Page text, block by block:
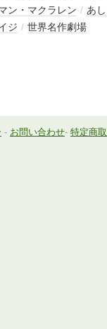
ン・マクラレン / あ
ジ / 世界名作劇場
- お問い合わせ- 特定商